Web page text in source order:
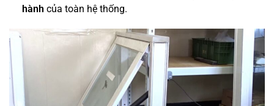
hành của toàn hệ thống.